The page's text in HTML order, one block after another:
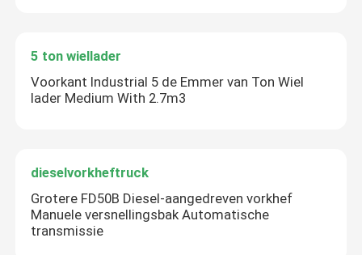
5 ton wiellader
Voorkant Industrial 5 de Emmer van Ton Wiel
lader Medium With 2.7m3
dieselvorkheftruck
Grotere FD50B Diesel-aangedreven vorkhef
Manuele versnellingsbak Automatische
transmissie